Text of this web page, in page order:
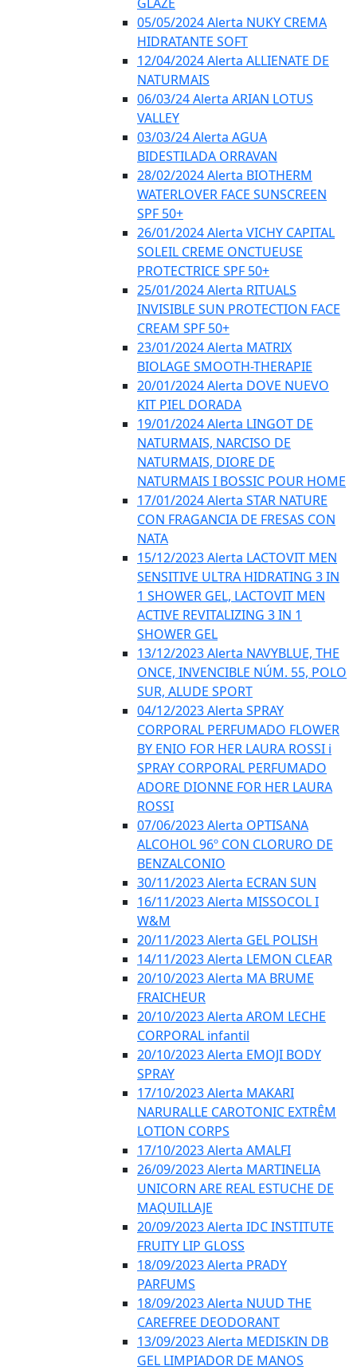
05/05/2024 Alerta NUKY CREMA
HIDRATANTE SOFT
12/04/2024 Alerta ALLIENATE DE
NATURMAIS
06/03/24 Alerta ARIAN LOTUS
VALLEY
03/03/24 Alerta AGUA
BIDESTILADA ORRAVAN
28/02/2024 Alerta BIOTHERM
WATERLOVER FACE SUNSCREEN
SPF 50+
26/01/2024 Alerta VICHY CAPITAL
SOLEIL CREME ONCTUEUSE
PROTECTRICE SPF 50+
25/01/2024 Alerta RITUALS
INVISIBLE SUN PROTECTION FACE
CREAM SPF 50+
23/01/2024 Alerta MATRIX
BIOLAGE SMOOTH-THERAPIE
20/01/2024 Alerta DOVE NUEVO
KIT PIEL DORADA
19/01/2024 Alerta LINGOT DE
NATURMAIS, NARCISO DE
NATURMAIS, DIORE DE
NATURMAIS I BOSSIC POUR HOME
17/01/2024 Alerta STAR NATURE
CON FRAGANCIA DE FRESAS CON
NATA
15/12/2023 Alerta LACTOVIT MEN
SENSITIVE ULTRA HIDRATING 3 IN
1 SHOWER GEL, LACTOVIT MEN
ACTIVE REVITALIZING 3 IN 1
SHOWER GEL
13/12/2023 Alerta NAVYBLUE, THE
ONCE, INVENCIBLE NÚM. 55, POLO
SUR, ALUDE SPORT
04/12/2023 Alerta SPRAY
CORPORAL PERFUMADO FLOWER
BY ENIO FOR HER LAURA ROSSI i
SPRAY CORPORAL PERFUMADO
ADORE DIONNE FOR HER LAURA
ROSSI
07/06/2023 Alerta OPTISANA
ALCOHOL 96º CON CLORURO DE
BENZALCONIO
30/11/2023 Alerta ECRAN SUN
16/11/2023 Alerta MISSOCOL I
W&M
20/11/2023 Alerta GEL POLISH
14/11/2023 Alerta LEMON CLEAR
20/10/2023 Alerta MA BRUME
FRAICHEUR
20/10/2023 Alerta AROM LECHE
CORPORAL infantil
20/10/2023 Alerta EMOJI BODY
SPRAY
17/10/2023 Alerta MAKARI
NARURALLE CAROTONIC EXTRÊM
LOTION CORPS
17/10/2023 Alerta AMALFI
26/09/2023 Alerta MARTINELIA
UNICORN ARE REAL ESTUCHE DE
MAQUILLAJE
20/09/2023 Alerta IDC INSTITUTE
FRUITY LIP GLOSS
18/09/2023 Alerta PRADY
PARFUMS
18/09/2023 Alerta NUUD THE
CAREFREE DEODORANT
13/09/2023 Alerta MEDISKIN DB
GEL LIMPIADOR DE MANOS